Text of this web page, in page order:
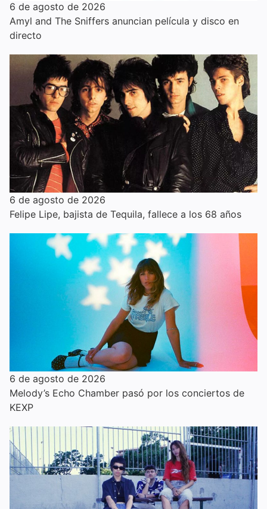
6 de agosto de 2026
Amyl and The Sniffers anuncian película y disco en
directo
6 de agosto de 2026
Felipe Lipe, bajista de Tequila, fallece a los 68 años
6 de agosto de 2026
Melody’s Echo Chamber pasó por los conciertos de
KEXP